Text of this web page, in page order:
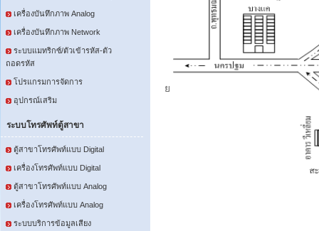
เครื่องบันทึกภาพ Analog
เครื่องบันทึกภาพ Network
ระบบแมทริกซ์/ตัวเข้ารหัส-ตัว
ถอดรหัส
โปรแกรมการจัดการ
อุปกรณ์เสริม
ระบบโทรศัพท์ตู้สาขา
ตู้สาขาโทรศัพท์แบบ Digital
เครื่องโทรศัพท์แบบ Digital
ตู้สาขาโทรศัพท์แบบ Analog
เครื่องโทรศัพท์แบบ Analog
ระบบบริการข้อมูลเสียง
ย